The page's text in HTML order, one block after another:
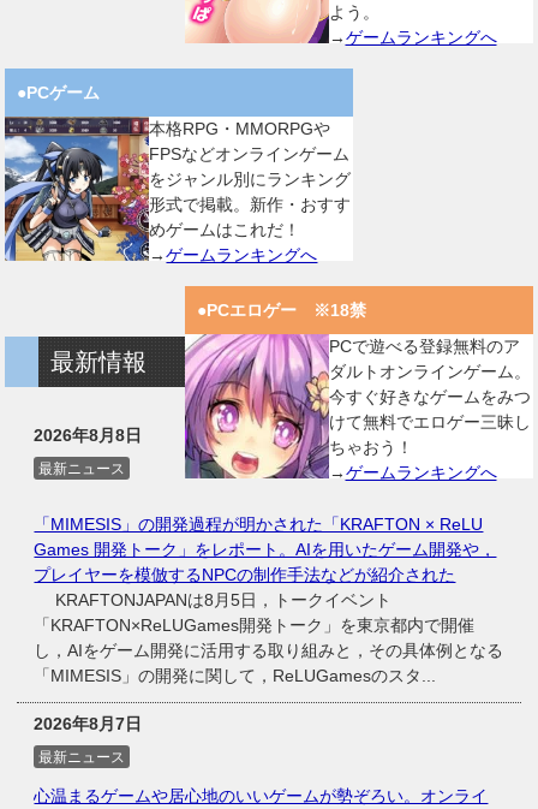
よう。
→ゲームランキングへ
●PCゲーム
本格RPG・MMORPGや
FPSなどオンラインゲーム
をジャンル別にランキング
形式で掲載。新作・おすす
めゲームはこれだ！
→ゲームランキングへ
●PCエロゲー ※18禁
PCで遊べる登録無料のア
ダルトオンラインゲーム。
今すぐ好きなゲームをみつ
けて無料でエロゲー三昧し
ちゃおう！
→ゲームランキングへ
最新情報
2026年8月8日
最新ニュース
「MIMESIS」の開発過程が明かされた「KRAFTON × ReLU
Games 開発トーク」をレポート。AIを用いたゲーム開発や，
プレイヤーを模倣するNPCの制作手法などが紹介された
KRAFTONJAPANは8月5日，トークイベント
「KRAFTON×ReLUGames開発トーク」を東京都内で開催
し，AIをゲーム開発に活用する取り組みと，その具体例となる
「MIMESIS」の開発に関して，ReLUGamesのスタ...
2026年8月7日
最新ニュース
心温まるゲームや居心地のいいゲームが勢ぞろい。オンライ